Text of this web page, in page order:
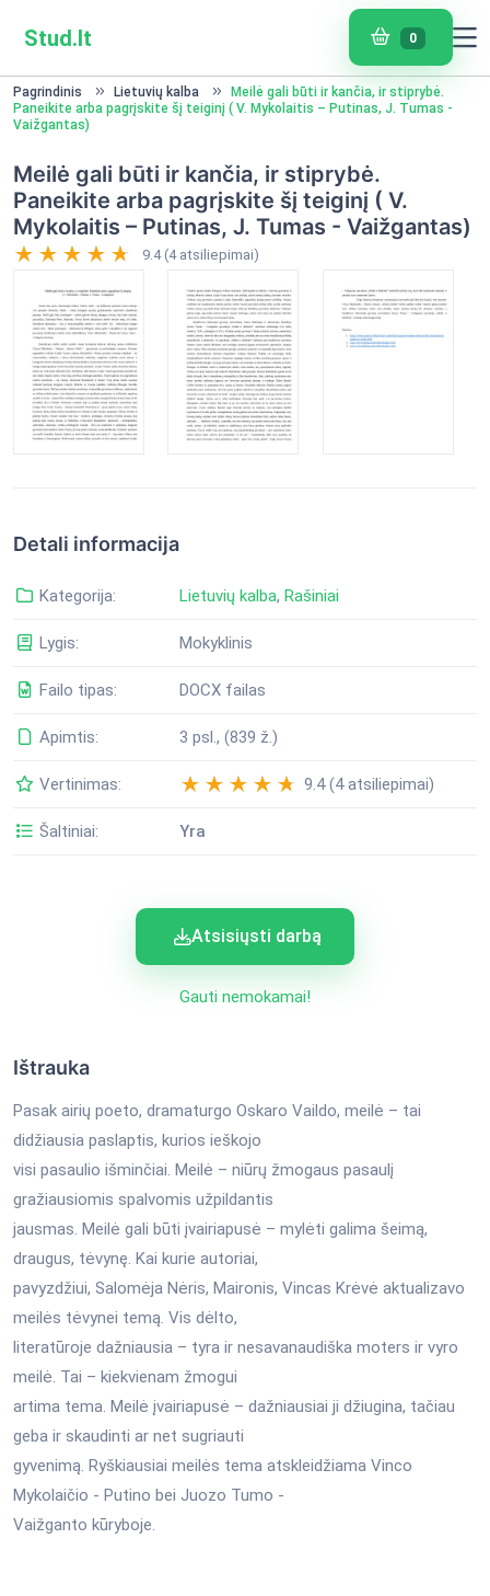
Stud.lt 0
Pagrindinis Lietuvių kalba
Meilė gali būti ir kančia, ir stiprybė.
Paneikite arba pagrįskite šį teiginį ( V. Mykolaitis – Putinas, J. Tumas -
Vaižgantas)
Meilė gali būti ir kančia, ir stiprybė.
Paneikite arba pagrįskite šį teiginį ( V.
Mykolaitis – Putinas, J. Tumas - Vaižgantas)
9.4 (4 atsiliepimai)
Detali informacija
Kategorija: Lietuvių kalba, Rašiniai
Lygis: Mokyklinis
Failo tipas: DOCX failas
Apimtis: 3 psl., (839 ž.)
Vertinimas: 9.4 (4 atsiliepimai)
Šaltiniai: Yra
Atsisiųsti darbą
Gauti nemokamai!
Ištrauka
Pasak airių poeto, dramaturgo Oskaro Vaildo, meilė – tai
didžiausia paslaptis, kurios ieškojo
visi pasaulio išminčiai. Meilė – niūrų žmogaus pasaulį
gražiausiomis spalvomis užpildantis
jausmas. Meilė gali būti įvairiapusė – mylėti galima šeimą,
draugus, tėvynę. Kai kurie autoriai,
pavyzdžiui, Salomėja Nėris, Maironis, Vincas Krėvė aktualizavo
meilės tėvynei temą. Vis dėlto,
literatūroje dažniausia – tyra ir nesavanaudiška moters ir vyro
meilė. Tai – kiekvienam žmogui
artima tema. Meilė įvairiapusė – dažniausiai ji džiugina, tačiau
geba ir skaudinti ar net sugriauti
gyvenimą. Ryškiausiai meilės tema atskleidžiama Vinco
Mykolaičio - Putino bei Juozo Tumo -
Vaižganto kūryboje.